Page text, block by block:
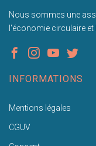
Nous sommes une
l'économie circulaire
INFORMATIONS
Mentions légales
CGUV